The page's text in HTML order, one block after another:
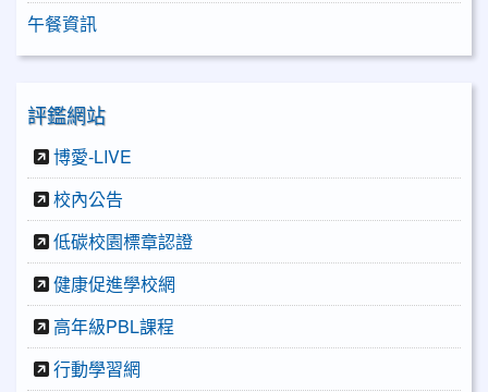
午餐資訊
評鑑網站
博愛-LIVE
校內公告
低碳校園標章認證
健康促進學校網
高年級PBL課程
行動學習網